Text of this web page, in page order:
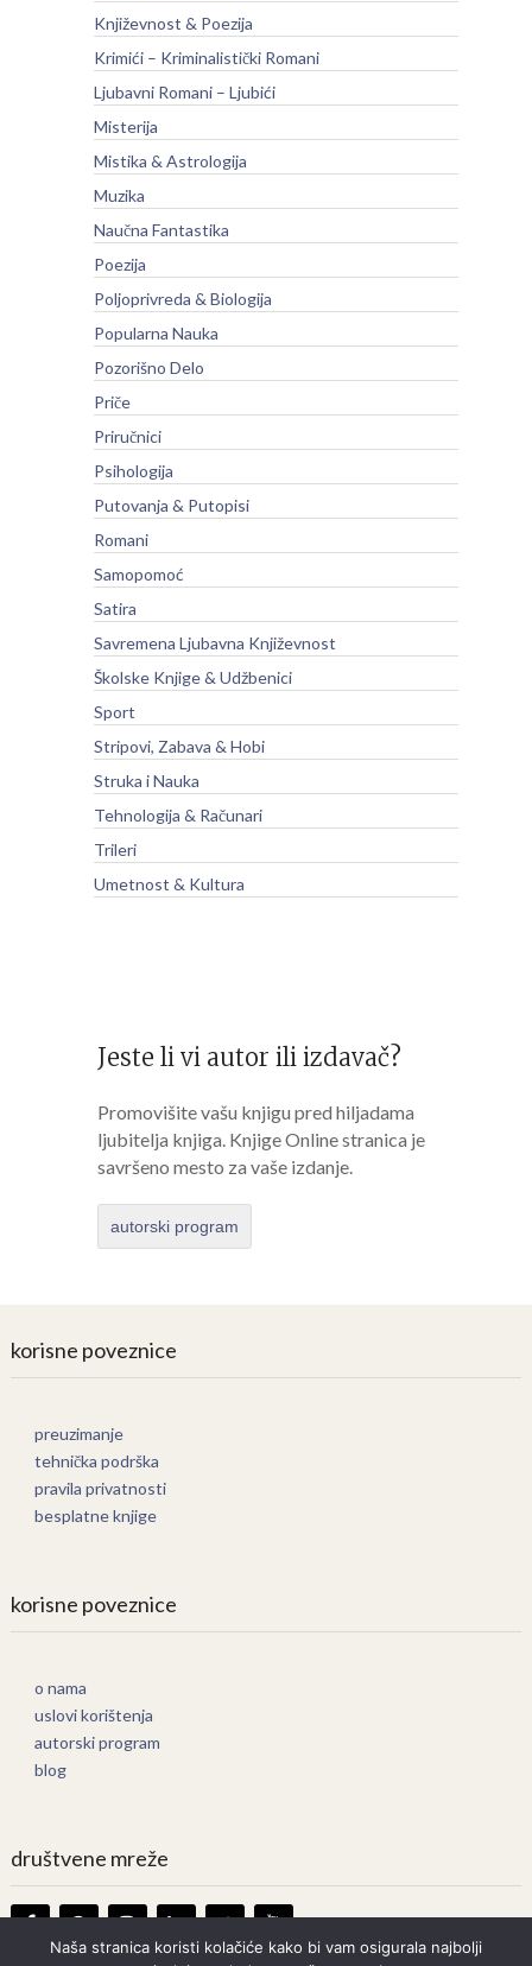
Književnost & Poezija
Krimići – Kriminalistički Romani
Ljubavni Romani – Ljubići
Misterija
Mistika & Astrologija
Muzika
Naučna Fantastika
Poezija
Poljoprivreda & Biologija
Popularna Nauka
Pozorišno Delo
Priče
Priručnici
Psihologija
Putovanja & Putopisi
Romani
Samopomoć
Satira
Savremena Ljubavna Književnost
Školske Knjige & Udžbenici
Sport
Stripovi, Zabava & Hobi
Struka i Nauka
Tehnologija & Računari
Trileri
Umetnost & Kultura
Jeste li vi autor ili izdavač?
Promovišite vašu knjigu pred hiljadama
ljubitelja knjiga. Knjige Online stranica je
savršeno mesto za vaše izdanje.
autorski program
korisne poveznice
preuzimanje
tehnička podrška
pravila privatnosti
besplatne knjige
korisne poveznice
o nama
uslovi korištenja
autorski program
blog
društvene mreže
Naša stranica koristi kolačiće kako bi vam osigurala najbolji